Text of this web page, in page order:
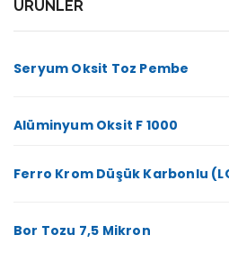
ÜRÜNLER
Seryum Oksit Toz Pembe
Alüminyum Oksit F 1000
Ferro Krom Düşük Karbonlu
Bor Tozu 7,5 Mikron